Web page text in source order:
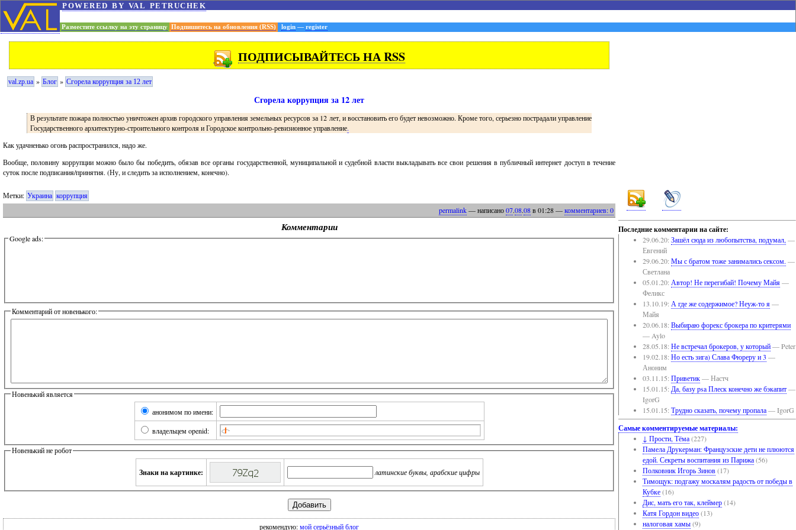
powered by val petruchek
Разместите ссылку на эту страницу Подпишитесь на обновления (RSS) login — register
Последние комментарии на сайте:
29.06.20: Зашёл сюда из любопытства, подумал, —
Евгений
29.06.20: Мы с братом тоже занимались сексом. —
Светлана
05.01.20: Автор! Не перегибай! Почему Майя—
Феликс
13.10.19: А где же содержимое? Неуж-то я—
Майя
20.06.18: Выбираю форекс брокера по критерями
— Aylo
28.05.18: Не встречал брокеров, у который— Peter
19.02.18: Но есть зига) Слава Фюреру и 3 —
Аноним
03.11.15: Приветик— Настч
15.01.15: Да, базу psa Плеск конечно же бэкапит—
IgorG
15.01.15: Трудно сказать, почему пропала— IgorG
Самые комментируемые материалы:
↓ Прости, Тёма(227)
Памела Друкерман: Французские дети не плюются
едой. Секреты воспитания из Парижа(56)
Полковник Игорь Зинов(17)
Тимощук: подгажу москалям радость от победы в
Кубке(16)
Дис, мать его так, клеймер(14)
Катя Гордон видео(13)
налоговая хамы(9)
ПОДПИСЫВАЙТЕСЬ НА RSS
val.zp.ua » Блог » Сгорела коррупция за 12 лет
Сгорела коррупция за 12 лет
В результате пожара полностью уничтожен архив городского управления земельных ресурсов за 12 лет, и восстановить его будет невозможно. Кроме того, серьезно пострадали управление
Государственного архитектурно-строительного контроля и Городское контрольно-ревизионное управление.
Как удачненько огонь распространился, надо же.
Вообще, половину коррупции можно было бы победить, обязав все органы государственной, муниципальной и судебной власти выкладывать все свои решения в публичный интернет доступ в течение
суток после подписания/принятия. (Ну, и следить за исполнением, конечно).
Метки: Украина коррупция
permalink— написано07.08.08в 01:28—комментариев: 0
Комментарии
Google ads:
Комментарий от новенького:
Новенький является
анонимом по имени:
владельцем openid:
Новенький не робот
Знаки на картинке: латинские буквы, арабские цифры
рекомендую: мой серьёзный блог